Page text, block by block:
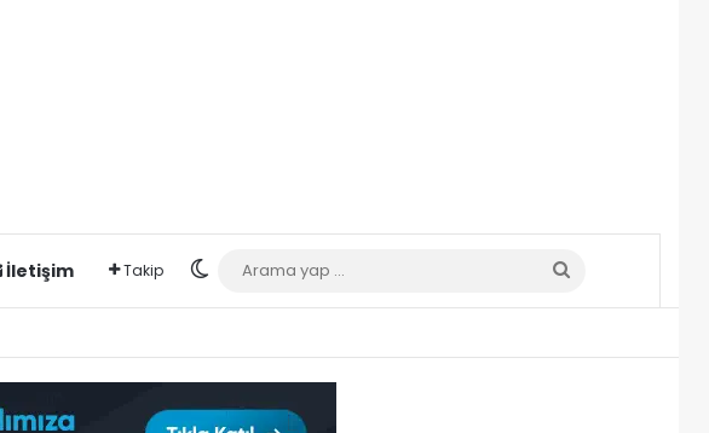
İletişim Takip Dış görünümü değiştir
Arama
yap
...